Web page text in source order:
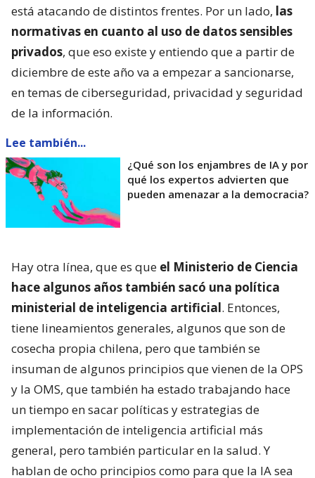
está atacando de distintos frentes. Por un lado, las
normativas en cuanto al uso de datos sensibles
privados, que eso existe y entiendo que a partir de
diciembre de este año va a empezar a sancionarse,
en temas de ciberseguridad, privacidad y seguridad
de la información.
Lee también...
¿Qué son los enjambres de IA y por
qué los expertos advierten que
pueden amenazar a la democracia?
Hay otra línea, que es que el Ministerio de Ciencia
hace algunos años también sacó una política
ministerial de inteligencia artificial. Entonces,
tiene lineamientos generales, algunos que son de
cosecha propia chilena, pero que también se
insuman de algunos principios que vienen de la OPS
y la OMS, que también ha estado trabajando hace
un tiempo en sacar políticas y estrategias de
implementación de inteligencia artificial más
general, pero también particular en la salud. Y
hablan de ocho principios como para que la IA sea